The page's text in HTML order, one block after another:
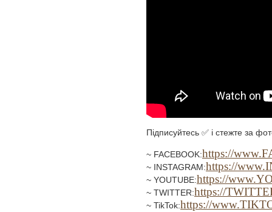
Підписуйтесь ✅ і стежте за
~ FACEBOOK:https://
~ INSTAGRAM:https://
~ YOUTUBE:https://
~ TWITTER:https://
~ TikTok:https://